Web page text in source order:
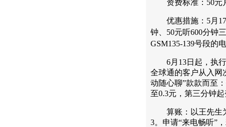
资费标准：50元月
优惠措施：5月17
钟、50元听600分钟
GSM135-139号段的
6月13日起，执行“
全球通的客户从入网
动随心聊”款款而至
至0.3元，第三分钟起
算账：以王先生为
3。申请“来电畅听”